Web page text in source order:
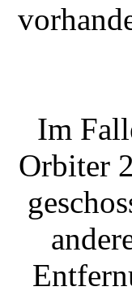
Im
Orbiter